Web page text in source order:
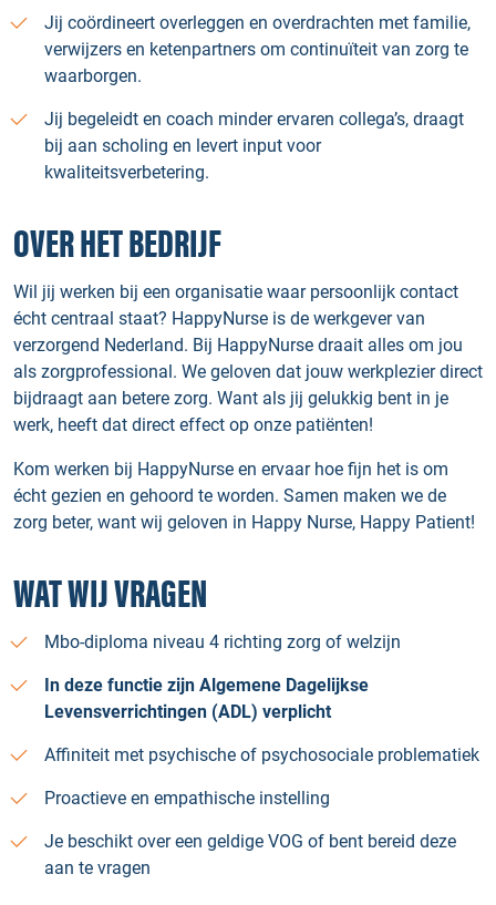
Jij coördineert overleggen en overdrachten met familie,
verwijzers en ketenpartners om continuïteit van zorg te
waarborgen.
Jij begeleidt en coach minder ervaren collega’s, draagt
bij aan scholing en levert input voor
kwaliteitsverbetering.
OVER HET BEDRIJF
Wil jij werken bij een organisatie waar persoonlijk contact
écht centraal staat? HappyNurse is de werkgever van
verzorgend Nederland. Bij HappyNurse draait alles om jou
als zorgprofessional. We geloven dat jouw werkplezier direct
bijdraagt aan betere zorg. Want als jij gelukkig bent in je
werk, heeft dat direct effect op onze patiënten!
Kom werken bij HappyNurse en ervaar hoe fijn het is om
écht gezien en gehoord te worden. Samen maken we de
zorg beter, want wij geloven in Happy Nurse, Happy Patient!
WAT WIJ VRAGEN
Mbo-diploma niveau 4 richting zorg of welzijn
In deze functie zijn Algemene Dagelijkse
Levensverrichtingen (ADL) verplicht
Affiniteit met psychische of psychosociale problematiek
Proactieve en empathische instelling
Je beschikt over een geldige VOG of bent bereid deze
aan te vragen